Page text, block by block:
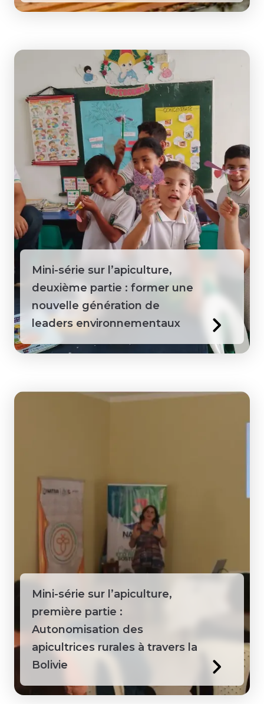
Mini-série sur l’apiculture,
deuxième partie : former une
nouvelle génération de
leaders environnementaux
Mini-série sur l’apiculture,
première partie :
Autonomisation des
apicultrices rurales à travers la
Bolivie